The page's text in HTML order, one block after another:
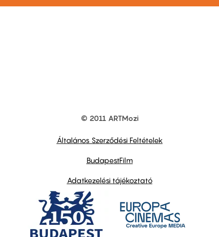
© 2011 ARTMozi
Általános Szerződési Feltételek
BudapestFilm
Adatkezelési tájékoztató